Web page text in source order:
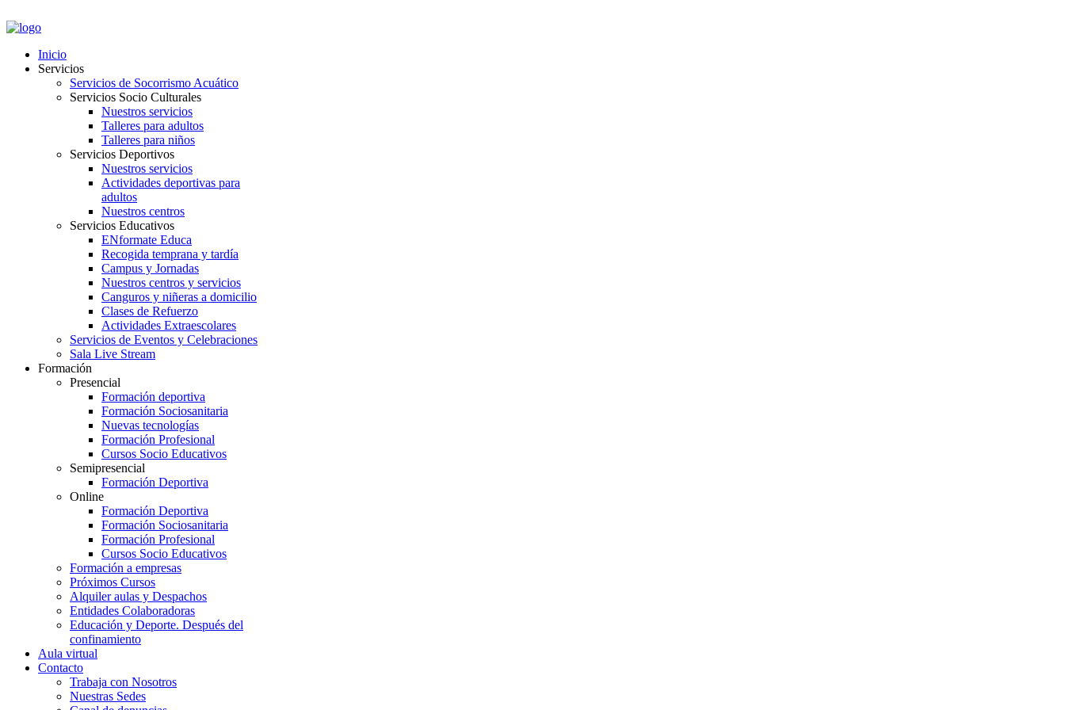
Inicio
Servicios
Servicios de Socorrismo Acuático
Servicios Socio Culturales
Nuestros servicios
Talleres para adultos
Talleres para niños
Servicios Deportivos
Nuestros servicios
Actividades deportivas para
adultos
Nuestros centros
Servicios Educativos
ENformate Educa
Recogida temprana y tardía
Campus y Jornadas
Nuestros centros y servicios
Canguros y niñeras a domicilio
Clases de Refuerzo
Actividades Extraescolares
Servicios de Eventos y Celebraciones
Sala Live Stream
Formación
Presencial
Formación deportiva
Formación Sociosanitaria
Nuevas tecnologías
Formación Profesional
Cursos Socio Educativos
Semipresencial
Formación Deportiva
Online
Formación Deportiva
Formación Sociosanitaria
Formación Profesional
Cursos Socio Educativos
Formación a empresas
Próximos Cursos
Alquiler aulas y Despachos
Entidades Colaboradoras
Educación y Deporte. Después del
confinamiento
Aula virtual
Contacto
Trabaja con Nosotros
Nuestras Sedes